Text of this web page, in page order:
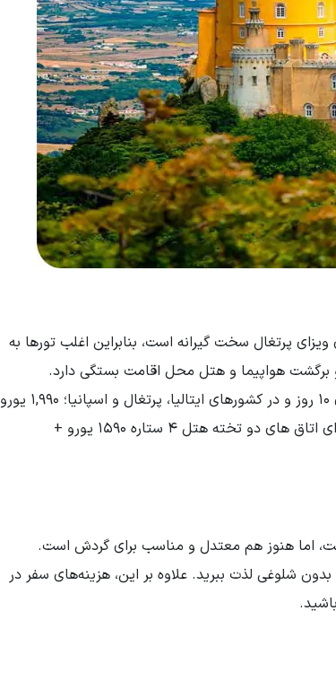
پرتغال سخت گیرانه است، بنابراین اغلب تورها به
برگشت هواپیما و هتل محل اقامت بستگی دارد.
هتل‌های مرکز شهر گران‌تر از هتل‌های حومه شهر هستند. هزینه تور پرتغال برای 10 روز و در کشورهای ایتالیا، پرتغال و اسپانیا؛ 1,990 یورو
به علاوه هزینه بلیط هواپیما می‌باشد. شروع قیمت تور پرتغال در فصل پاییز برای اتاق های دو تخته هتل 4 ستاره 1590 یورو +
اما هنوز هم معتدل و مناسب برای گردش است.
شلوغی لذت ببرید. علاوه بر این، هزینه‌های سفر در